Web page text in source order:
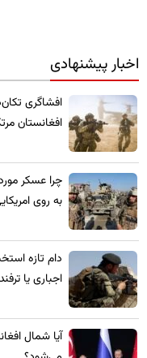
اخبار پیشنهادی
​افشاگری
افغانستان
چرا عسکر
به روی
​دام تازه
اجباری یا
​آیا شمال